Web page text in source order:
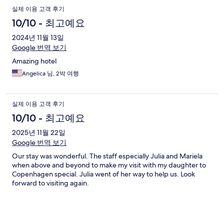
실제 이용 고객 후기
10/10 - 최고예요
2024년 11월 13일
Google 번역 보기
Amazing hotel
Angelica 님, 2박 여행
실제 이용 고객 후기
10/10 - 최고예요
2025년 11월 22일
Google 번역 보기
Our stay was wonderful. The staff especially Julia and Mariela
when above and beyond to make my visit with my daughter to
Copenhagen special. Julia went of her way to help us. Look
forward to visiting again.